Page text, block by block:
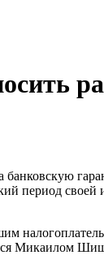
период
Микаилом